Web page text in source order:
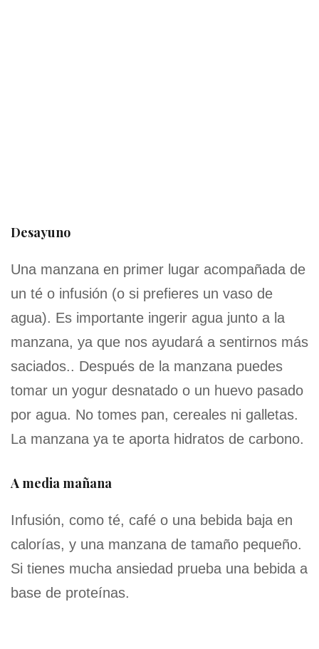
Desayuno
Una manzana en primer lugar acompañada de
un té o infusión (o si prefieres un vaso de
agua). Es importante ingerir agua junto a la
manzana, ya que nos ayudará a sentirnos más
saciados.. Después de la manzana puedes
tomar un yogur desnatado o un huevo pasado
por agua. No tomes pan, cereales ni galletas.
La manzana ya te aporta hidratos de carbono.
A media mañana
Infusión, como té, café o una bebida baja en
calorías, y una manzana de tamaño pequeño.
Si tienes mucha ansiedad prueba una bebida a
base de proteínas.